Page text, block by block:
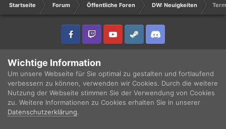
Startseite Forum Öffentliche Foren DW: Neuigkeiten
Copyright © 2003 - 2021 DRUCKWELLE e.V. -
Powered by Invision Community
Wichtige Information
Um unsere Webseite für Sie optimal zu gestalten und fortlaufend
verbessern zu können, verwenden wir Cookies. Durch die weitere
Nutzung der Webseite stimmen Sie der Verwendung von Cookies
zu. Weitere Informationen zu Cookies erhalten Sie in unserer
Datenschutzerklärung.